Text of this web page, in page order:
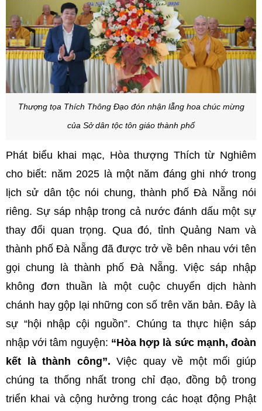
Thượng tọa Thích Thông Đạo đón nhận lẵng hoa chúc mừng
của Sở dân tộc tôn giáo thành phố
Phát biểu khai mạc, Hòa thượng Thích từ Nghiêm
cho biết: năm 2025 là một năm đáng ghi nhớ trong
lịch sử dân tộc nói chung, thành phố Đà Nẵng nói
riêng. Sự sáp nhập trong cả nước đánh dấu một sự
thay đổi quan trọng. Qua đó, tỉnh Quảng Nam và
thành phố Đà Nẵng đã được trở về bên nhau với tên
gọi chung là thành phố Đà Nẵng. Việc sáp nhập
không đơn thuần là một cuộc chuyển dịch hành
chánh hay gộp lại những con số trên văn bản. Đây là
sự “hội nhập cội nguồn”. Chúng ta thực hiện sáp
nhập với tâm nguyện: “Hòa hợp là sức mạnh, đoàn
kết là thành công”. Việc quay về một mối giúp
chúng ta thống nhất trong chỉ đạo, đồng bộ trong
triển khai và cộng hưởng trong các hoạt động Phật